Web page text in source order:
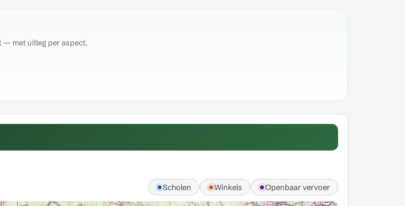
— met uitleg per aspect.
Scholen Winkels Openbaar vervoer